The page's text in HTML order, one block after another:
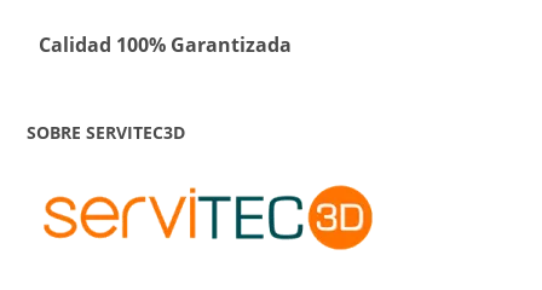
Calidad 100% Garantizada
SOBRE SERVITEC3D